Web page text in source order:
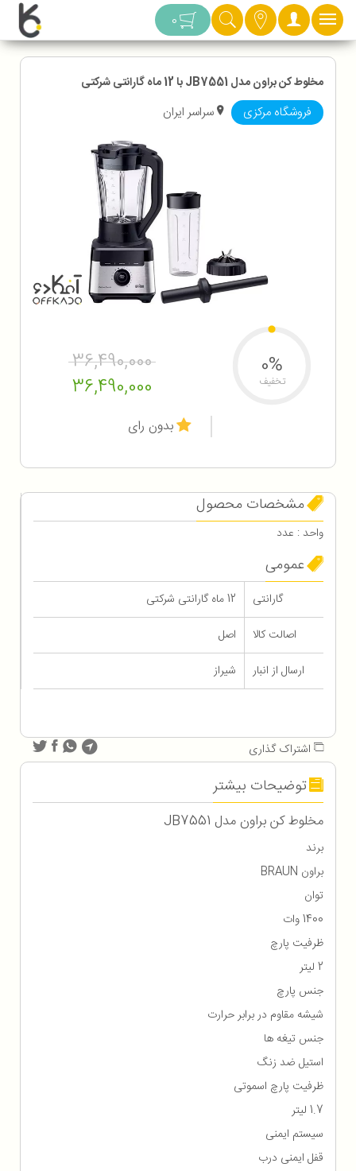
دسته بندی 0
مخلوط کن براون مدل JB7551 با 12 ماه گارانتی شرکتی
فروشگاه مرکزی سراسر ایران
36,490,000
36,490,000
0%
تخفیف
بدون رای
مشخصات محصول
واحد : عدد
عمومی
گارانتی
12 ماه گارانتی شرکتی
اصالت کالا
اصل
ارسال از انبار
شیراز
اشتراک گذاری
توضیحات بیشتر
مخلوط کن براون مدل JB7551
برند
براون BRAUN
توان
1400 وات
ظرفیت پارچ
2 لیتر
جنس پارچ
شیشه مقاوم در برابر حرارت
جنس تیغه ها
استیل ضد زنگ
ظرفیت پارچ اسموتی
1.7 لیتر
سیستم ایمنی
قفل ایمنی درب